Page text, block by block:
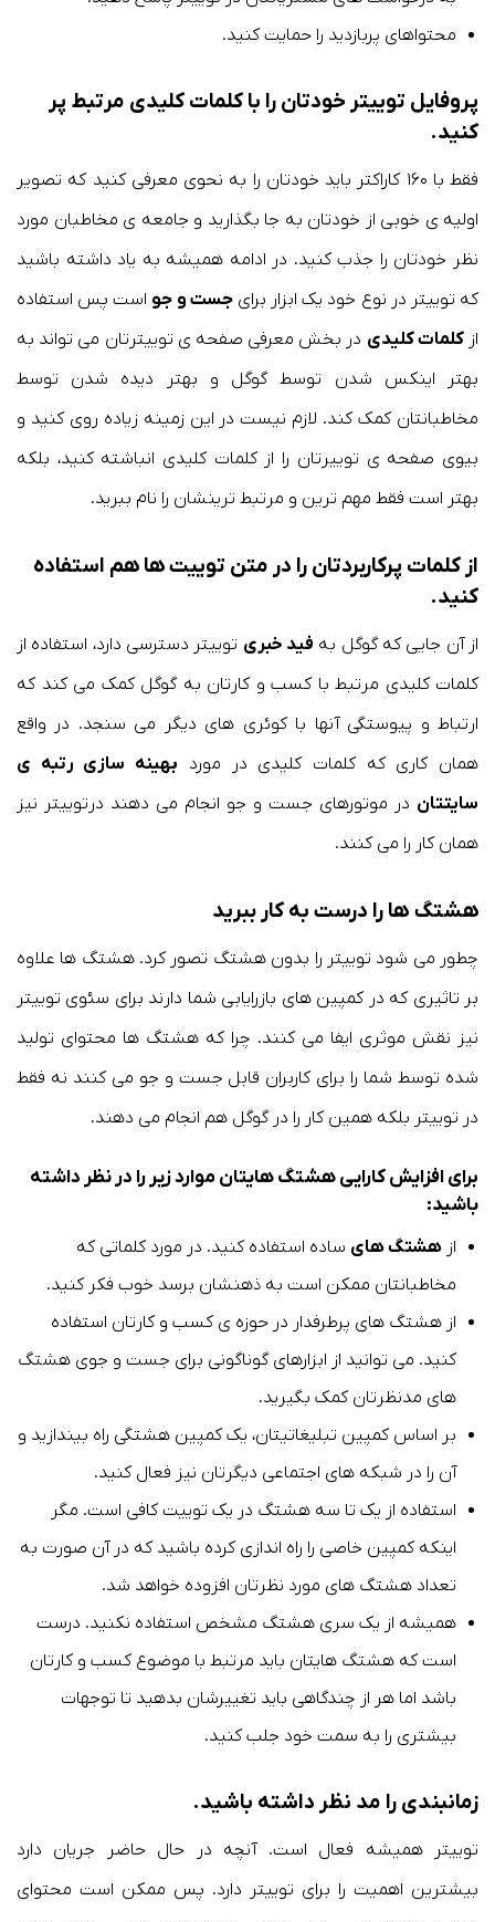
محتواهای پربازدید را حمایت کنید.
پروفایل توییتر خودتان را با کلمات کلیدی مرتبط پر
کنید.
فقط با ۱۶۰ کاراکتر باید خودتان را به نحوی معرفی کنید که تصویر
اولیه ی خوبی از خودتان به جا بگذارید و جامعه ی مخاطبان مورد
نظر خودتان را جذب کنید. در ادامه همیشه به یاد داشته باشید
که توییتر در نوع خود یک ابزار برایجست و جو است پس استفاده
ازکلمات کلیدی در بخش معرفی صفحه ی توییترتان می تواند به
بهتر اینکس شدن توسط گوگل و بهتر دیده شدن توسط
مخاطبانتان کمک کند. لازم نیست در این زمینه زیاده روی کنید و
بیوی صفحه ی توییرتان را از کلمات کلیدی انباشته کنید، بلکه
بهتر است فقط مهم ترین و مرتبط ترینشان را نام ببرید.
از کلمات پرکاربردتان را در متن توییت ها هم استفاده
کنید.
از آن جایی که گوگل به فید خبری توییتر دسترسی دارد، استفاده از
کلمات کلیدی مرتبط با کسب و کارتان به گوگل کمک می کند که
ارتباط و پیوستگی آنها با کوئری های دیگر می سنجد. در واقع
همان کاری که کلمات کلیدی در مورد بهینه سازی رتبه ی
سایتتان در موتورهای جست و جو انجام می دهند درتوییتر نیز
همان کار را می کنند.
هشتگ ها را درست به کار ببرید
چطور می شود توییتر را بدون هشتگ تصور کرد. هشتگ ها علاوه
بر تاثیری که در کمپین های بازرایابی شما دارند برای سئوی توییتر
نیز نقش موثری ایفا می کنند. چرا که هشتگ ها محتوای تولید
شده توسط شما را برای کاربران قابل جست و جو می کنند نه فقط
در توییتر بلکه همین کار را در گوگل هم انجام می دهند.
برای افزایش کارایی هشتگ هایتان موارد زیر را در نظر داشته
باشید:
از هشتگ های ساده استفاده کنید. در مورد کلماتی که
مخاطبانتان ممکن است به ذهنشان برسد خوب فکر کنید.
از هشتگ های پرطرفدار در حوزه ی کسب و کارتان استفاده
کنید. می توانید از ابزارهای گوناگونی برای جست و جوی هشتگ
های مدنظرتان کمک بگیرید.
بر اساس کمپین تبلیغاتیتان، یک کمپین هشتگی راه بیندازید و
آن را در شبکه های اجتماعی دیگرتان نیز فعال کنید.
استفاده از یک تا سه هشتگ در یک توییت کافی است. مگر
اینکه کمپین خاصی را راه اندازی کرده باشید که در آن صورت به
تعداد هشتگ های مورد نظرتان افزوده خواهد شد.
همیشه از یک سری هشتگ مشخص استفاده نکنید. درست
است که هشتگ هایتان باید مرتبط با موضوع کسب و کارتان
باشد اما هر از چندگاهی باید تغییرشان بدهید تا توجهات
بیشتری را به سمت خود جلب کنید.
زمانبندی را مد نظر داشته باشید.
توییتر همیشه فعال است. آنچه در حال حاضر جریان دارد
بیشترین اهمیت را برای توییتر دارد. پس ممکن است محتوای